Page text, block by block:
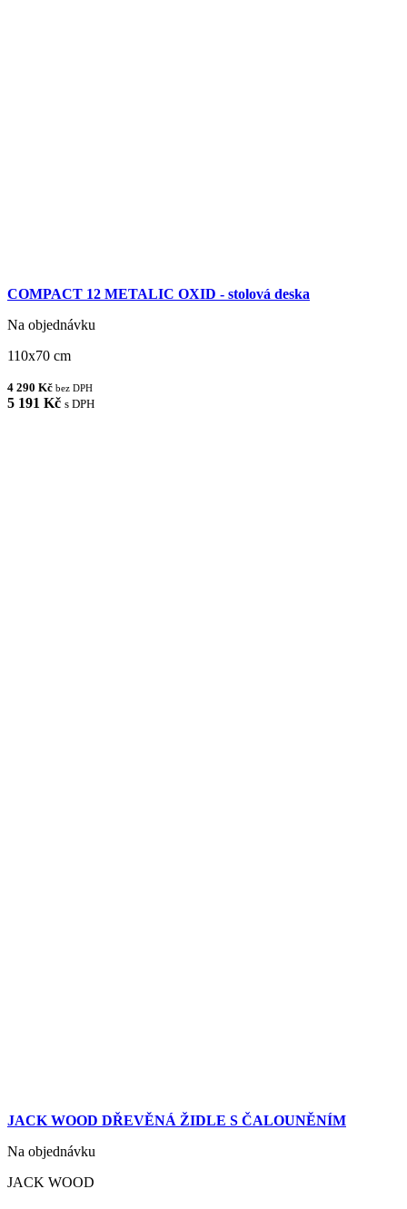
COMPACT 12 METALIC OXID - stolová deska
Na objednávku
110x70 cm
4 290 Kč bez DPH
5 191 Kč s DPH
JACK WOOD DŘEVĚNÁ ŽIDLE S ČALOUNĚNÍM
Na objednávku
JACK WOOD